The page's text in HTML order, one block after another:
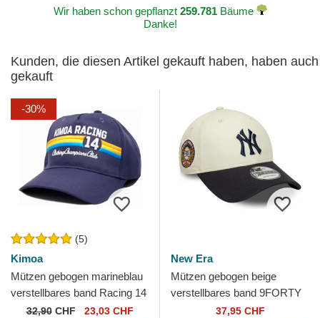
Wir haben schon gepflanzt 259.781Bäume
Danke!
Kunden, die diesen Artikel gekauft haben, haben auch
gekauft
-30%
(5)
Kimoa
Mützen gebogen marineblau
verstellbares band Racing 14
von Kimoa
32,90CHF 23,03 CHF
New Era
Mützen gebogen beige
verstellbares band 9FORTY
World Series der New York
37,95 CHF